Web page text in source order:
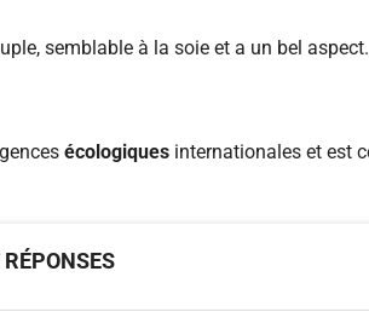
semblable à la soie et a un bel aspect.
écologiques internationales et est